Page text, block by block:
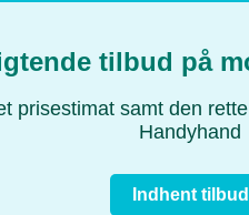
tilbud på
prisestimat samt den
Handyhand
Indhent tilbud